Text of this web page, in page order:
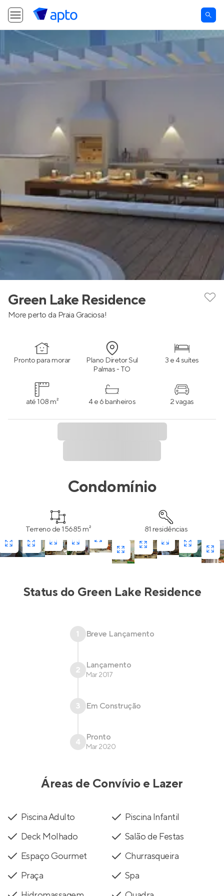
Green Lake Residence
More perto da Praia Graciosa!
Pronto para morar Plano Diretor Sul
Palmas - TO
3 e 4 suítes
até 108 m² 4 e 6 banheiros 2 vagas
Condomínio
Terreno de 15685 m² 81 residências
Status do Green Lake Residence
1 Breve Lançamento
2 Lançamento
Mar 2017
3 Em Construção
4 Pronto
Mar 2020
Áreas de Convívio e Lazer
Piscina Adulto
Piscina Infantil
Deck Molhado
Salão de Festas
Espaço Gourmet
Churrasqueira
Praça
Spa